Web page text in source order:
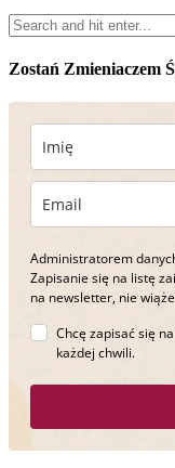
Zostań Zmieniaczem
Administratorem
Zapisanie się na listę
na newsletter, nie
Chcę zapisać się
każdej chwili.